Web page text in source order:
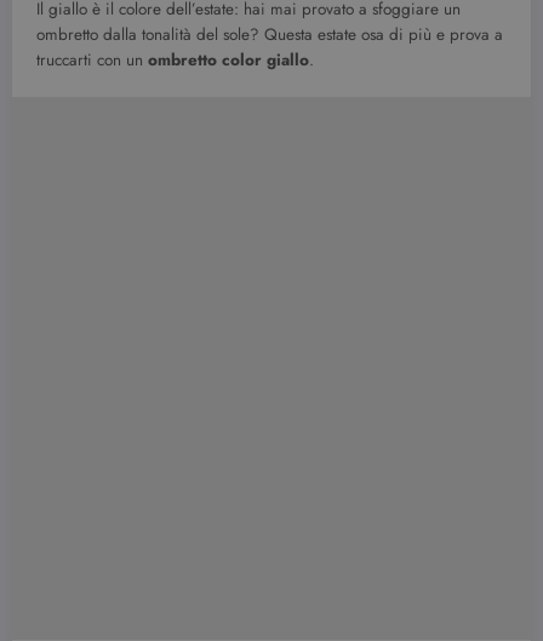
Il giallo è il colore dell’estate: hai mai provato a sfoggiare un
ombretto dalla tonalità del sole? Questa estate osa di più e prova a
truccarti con un ombretto color giallo.